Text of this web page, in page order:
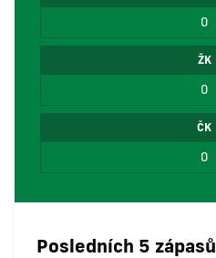
0
ŽK
0
ČK
0
Posledních 5 zápasů